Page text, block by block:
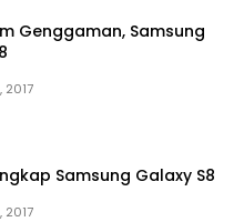
Genggaman, Samsung
2017
Samsung Galaxy S8
2017